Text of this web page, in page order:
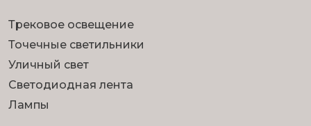
Трековое освещение
Точечные светильники
Уличный свет
Светодиодная лента
Лампы